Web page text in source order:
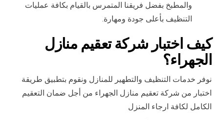
والمطبخ بفضل فريقنا المتمرس بالقيام بكافة عمليات
التنظيف بأعلى جودة ومهارة.
كيف اختبار شركة تعقيم منازل
الجهراء؟
نوفر خدمات التنظيف والتطهير للمنازل ونقوم بتطبيق طريقة
اختبار من شركة تعقيم منازل الجهراء من أجل ضمان التعقيم
الكامل لكافة ارجاء المنزل